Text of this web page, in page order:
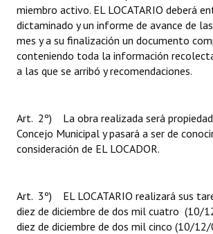
miembro activo. EL LOCATARIO deberá
dictaminado y un informe de avance de
mes y a su finalización un documento
conteniendo toda la información
a las que se arribó y recomendaciones.
Art. 2º) La obra realizada será
Concejo Municipal y pasará a ser de
consideración de EL LOCADOR.
Art. 3º) EL LOCATARIO realizará sus
diez de diciembre de dos mil cuatro (10/
diez de diciembre de dos mil cinco (10/